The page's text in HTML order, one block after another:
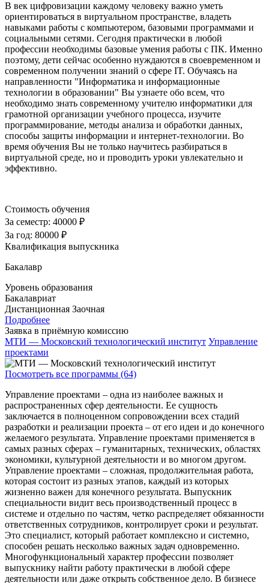
В век цифровизации каждому человеку важно уметь
ориентироваться в виртуальном пространстве, владеть
навыками работы с компьютером, базовыми программами и
социальными сетями. Сегодня практически в любой
профессии необходимы базовые умения работы с ПК. Именно
поэтому, дети сейчас особенно нуждаются в своевременном и
современном получении знаний о сфере IT. Обучаясь на
направленности "Информатика и информационные
технологии в образовании" Вы узнаете обо всем, что
необходимо знать современному учителю информатики для
грамотной организации учебного процесса, изучите
программирование, методы анализа и обработки данных,
способы защиты информации и интернет-технологии. Во
время обучения Вы не только научитесь разбираться в
виртуальной среде, но и проводить уроки увлекательно и
эффективно.
Стоимость обучения
За семестр: 40000 ₽
За год: 80000 ₽
Квалификация выпускника
Бакалавр
Уровень образования
Бакалавриат
Дистанционная Заочная
Подробнее
Заявка в приёмную комиссию
МТИ — Московский технологический институт Управление
проектами
Посмотреть все программы (64)
Управление проектами – одна из наиболее важных и
распространенных сфер деятельности. Ее сущность
заключается в полноценном сопровождении всех стадий
разработки и реализации проекта – от его идеи и до конечного
желаемого результата. Управление проектами применяется в
самых разных сферах – гуманитарных, технических, областях
экономики, культурной деятельности и во многом другом.
Управление проектами – сложная, продолжительная работа,
которая состоит из разных этапов, каждый из которых
жизненно важен для конечного результата. Выпускник
специальности видит весь производственный процесс в
системе и отдельно по частям, четко распределяет обязанности
ответственных сотрудников, контролирует сроки и результат.
Это специалист, который работает комплексно и системно,
способен решать несколько важных задач одновременно.
Многофункциональный характер профессии позволяет
выпускнику найти работу практически в любой сфере
деятельности или даже открыть собственное дело. В бизнесе